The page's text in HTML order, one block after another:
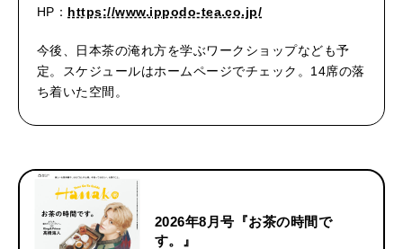
HP： https://www.ippodo-tea.co.jp/
今後、日本茶の淹れ方を学ぶワークショップなども予
定。スケジュールはホームページでチェック。14席の落
ち着いた空間。
2026年8月号『お茶の時間で
す。』